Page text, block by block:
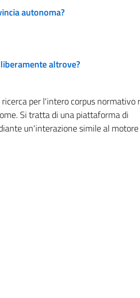
autonoma?
altrove?
per l'intero corpus normativo
Si tratta di una piattaforma di
un'interazione simile al